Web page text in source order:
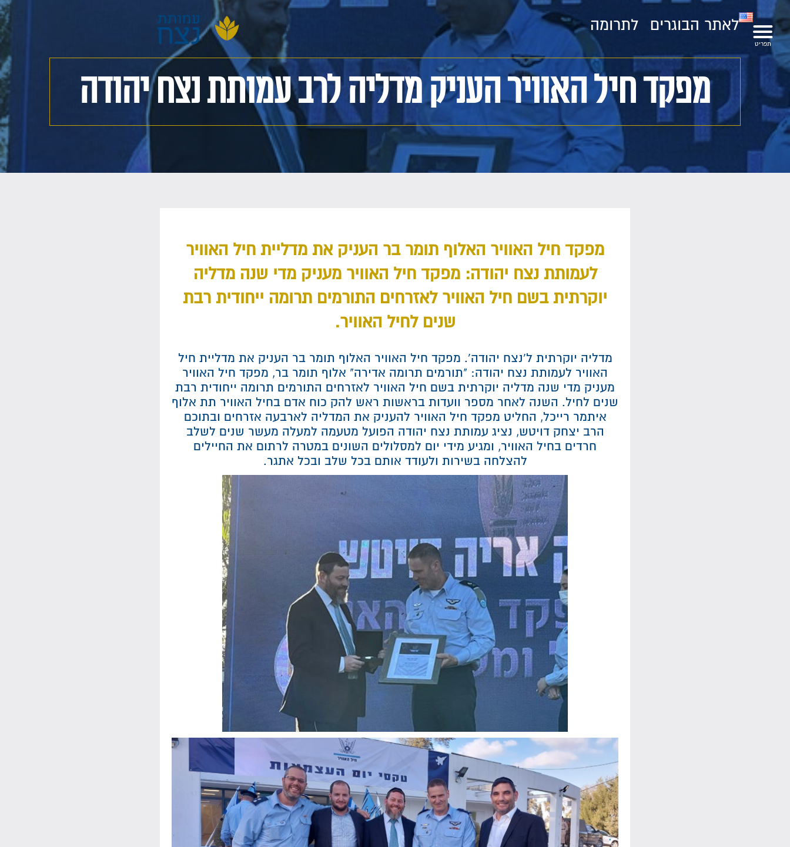
לאתר הבוגרים לתרומה
מפקד חיל האוויר העניק מדליה לרב עמותת נצח יהודה
מפקד חיל האוויר האלוף תומר בר העניק את מדליית חיל האוויר
לעמותת נצח יהודה: מפקד חיל האוויר מעניק מדי שנה מדליה
יוקרתית בשם חיל האוויר לאזרחים התורמים תרומה ייחודית רבת
שנים לחיל האוויר.
מדליה יוקרתית ל'נצח יהודה'. מפקד חיל האוויר האלוף תומר בר העניק את מדליית חיל
האוויר לעמותת נצח יהודה: "תורמים תרומה אדירה" אלוף תומר בר, מפקד חיל האוויר
מעניק מדי שנה מדליה יוקרתית בשם חיל האוויר לאזרחים התורמים תרומה ייחודית רבת
שנים לחיל. השנה לאחר מספר וועדות בראשות ראש להק כוח אדם בחיל האוויר תת אלוף
איתמר רייכל, החליט מפקד חיל האוויר להעניק את המדליה לארבעה אזרחים ובתוכם
הרב יצחק דויטש, נציג עמותת נצח יהודה הפועל מטעמה למעלה מעשר שנים לשלב
חרדים בחיל האוויר, ומגיע מידי יום למסלולים השונים במטרה לרתום את החיילים
להצלחה בשירות ולעודד אותם בכל שלב ובכל אתגר.